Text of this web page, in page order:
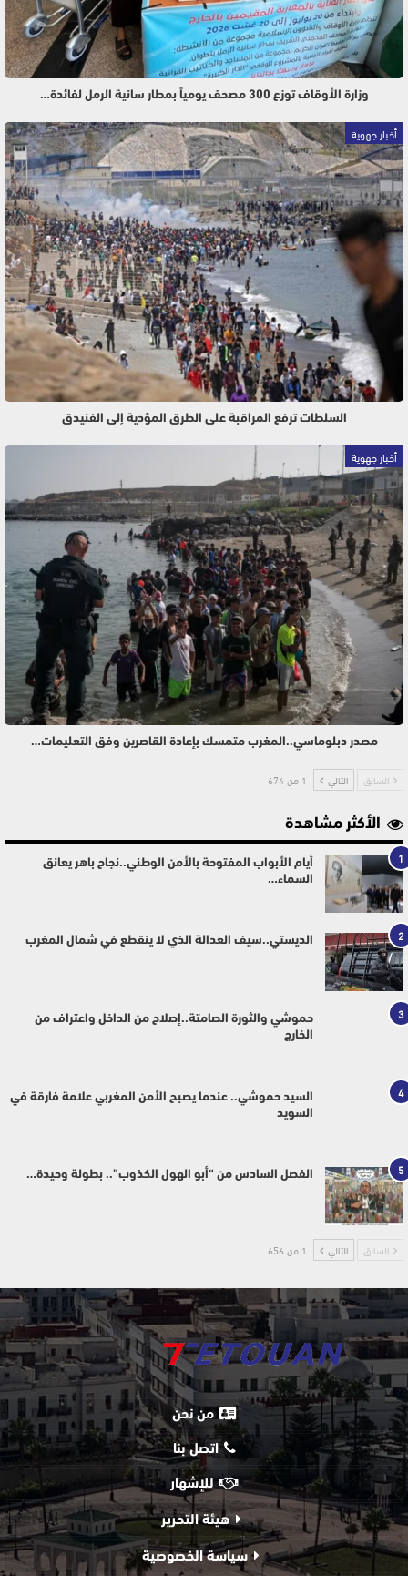
وزارة الأوقاف توزع 300 مصحف يومياً بمطار سانية الرمل لفائدة…
أخبار جهوية
السلطات ترفع المراقبة على الطرق المؤدية إلى الفنيدق
أخبار جهوية
مصدر دبلوماسي..المغرب متمسك بإعادة القاصرين وفق التعليمات…
السابق التالي 1 من 674
الأكثر مشاهدة
1
أيام الأبواب المفتوحة بالأمن الوطني..نجاح باهر يعانق
السماء…
2 الديستي..سيف العدالة الذي لا ينقطع في شمال المغرب
3
حموشي والثورة الصامتة..إصلاح من الداخل واعتراف من
الخارج
4
السيد حموشي.. عندما يصبح الأمن المغربي علامة فارقة في
السويد
5 الفصل السادس من “أبو الهول الكذوب”.. بطولة وحيدة…
السابق التالي 1 من 656
من نحن
اتصل بنا
للإشهار
هيئة التحرير
سياسة الخصوصية